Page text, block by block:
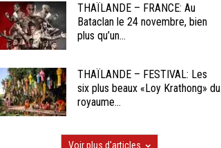
THAÏLANDE – FRANCE: Au
Bataclan le 24 novembre, bien
plus qu’un...
THAÏLANDE – FESTIVAL: Les
six plus beaux «Loy Krathong» du
royaume...
Voir plus d'articles